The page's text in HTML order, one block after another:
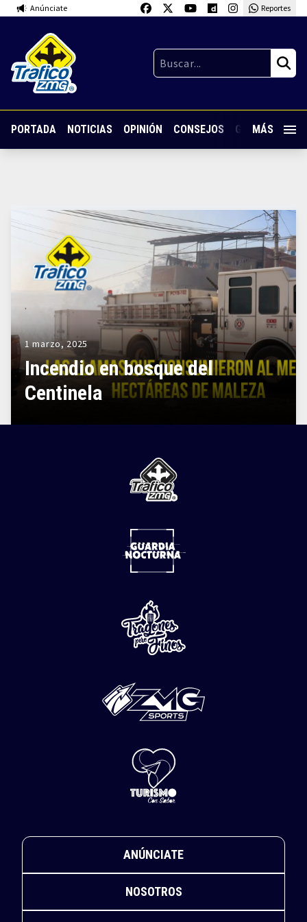
Anúnciate Reportes
PORTADA NOTICIAS OPINIÓN CONSEJOS GUARDIA
MÁS
1 marzo, 2025
Incendio en bosque del
Centinela
ANÚNCIATE
NOSOTROS